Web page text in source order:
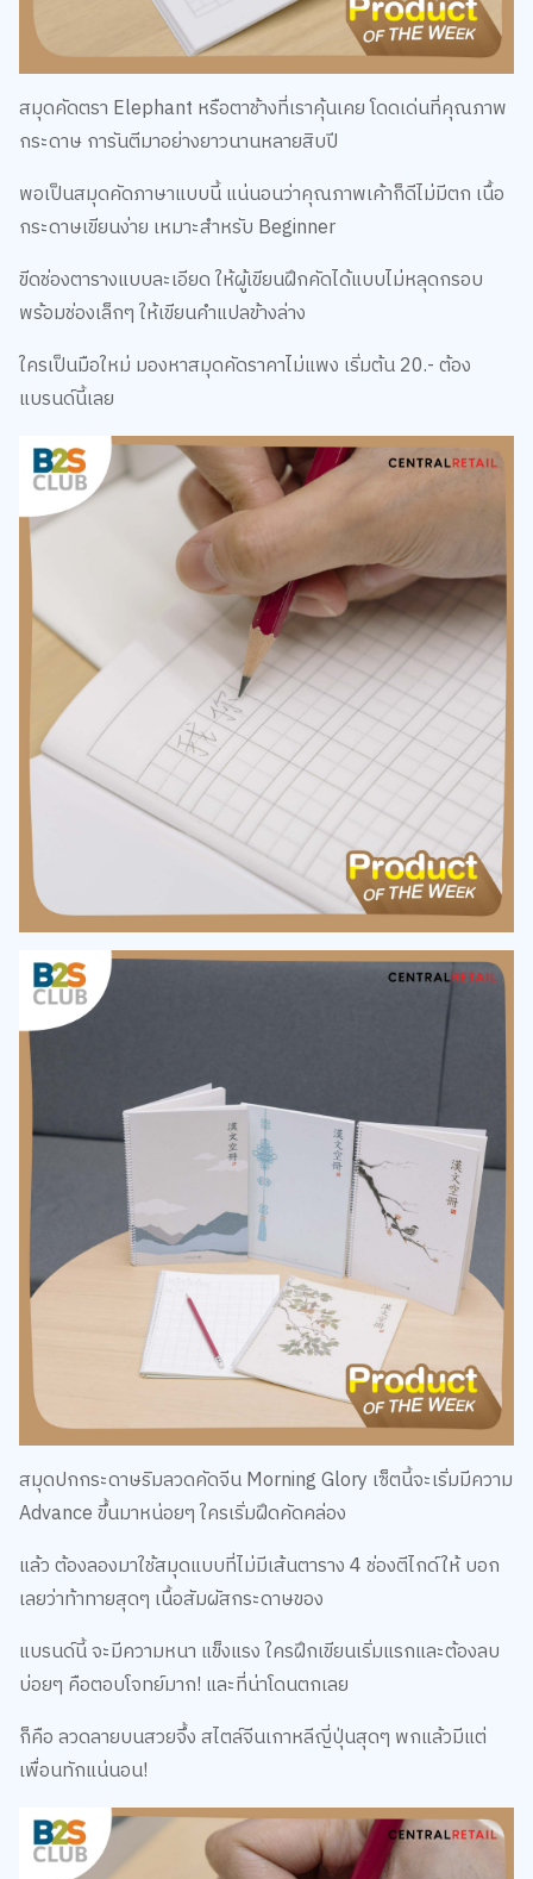
สมุดคัดตรา Elephant หรือตาช้างที่เราคุ้นเคย โดดเด่นที่คุณภาพ
กระดาษ การันตีมาอย่างยาวนานหลายสิบปี
พอเป็นสมุดคัดภาษาแบบนี้ แน่นอนว่าคุณภาพเค้าก็ดีไม่มีตก เนื้อ
กระดาษเขียนง่าย เหมาะสำหรับ Beginner
ขีดช่องตารางแบบละเอียด ให้ผู้เขียนฝึกคัดได้แบบไม่หลุดกรอบ
พร้อมช่องเล็กๆ ให้เขียนคำแปลข้างล่าง
ใครเป็นมือใหม่ มองหาสมุดคัดราคาไม่แพง เริ่มต้น 20.- ต้อง
แบรนด์นี้เลย
สมุดปกกระดาษริมลวดคัดจีน Morning Glory เซ็ตนี้จะเริ่มมีความ
Advance ขึ้นมาหน่อยๆ ใครเริ่มฝึดคัดคล่อง
แล้ว ต้องลองมาใช้สมุดแบบที่ไม่มีเส้นตาราง 4 ช่องตีไกด์ให้ บอก
เลยว่าท้าทายสุดๆ เนื้อสัมผัสกระดาษของ
แบรนด์นี้ จะมีความหนา แข็งแรง ใครฝึกเขียนเริ่มแรกและต้องลบ
บ่อยๆ คือตอบโจทย์มาก! และที่น่าโดนตกเลย
ก็คือ ลวดลายบนสวยจึ้ง สไตล์จีนเกาหลีญี่ปุ่นสุดๆ พกแล้วมีแต่
เพื่อนทักแน่นอน!